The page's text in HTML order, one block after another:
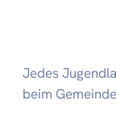
Jedes
beim